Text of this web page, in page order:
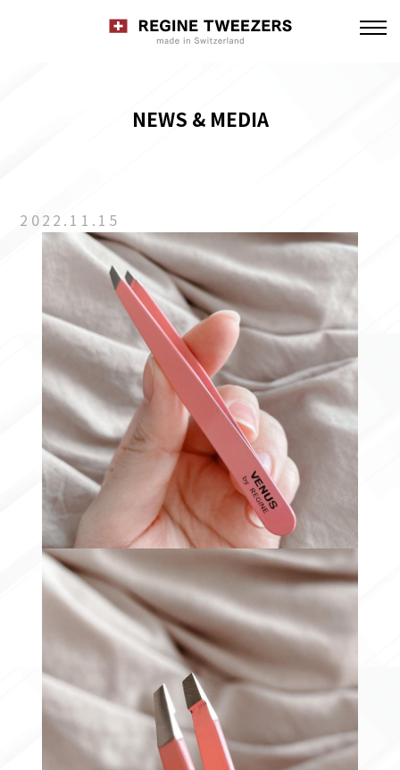
NEWS & MEDIA
2022.11.15